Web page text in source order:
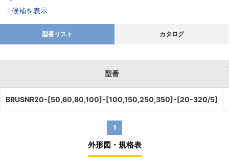
候補を表示
型番リスト カタログ
型番
BRUSNR20-[50,60,80,100]-[100,150,250,350]-[20-320/5]
1
外形図・規格表